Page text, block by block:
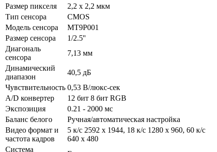
Размер пикселя
2,2 х 2,2 мкм
Тип сенсора
CMOS
Модель сенсора
MT9P001
Размер сенсора
1/2.5''
Диагональ
сенсора
7,13 мм
Динамический
диапазон
40,5 дБ
Чувствительность 0,53 В/люкс-сек
A/D конвертер
12 бит 8 бит RGB
Экспозиция
0.21 - 2000 мс
Баланс белого
Ручная/автоматическая настройка
Видео формат и
частота кадров
5 к/с 2592 x 1944, 18 к/с 1280 x 960, 60 к/с
640 x 480
Система